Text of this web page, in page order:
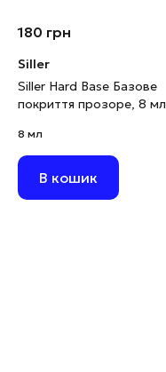
180 грн
Siller
Siller Hard Base Базове
покриття прозоре, 8 мл
8 мл
В кошик